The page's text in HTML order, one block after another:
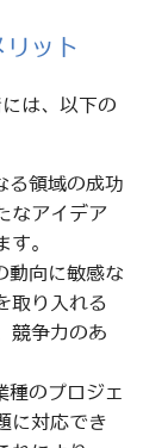
リット
は、以下の
る領域の成功
なアイデア
。
動向に敏感な
取り入れる
競争力のあ
種のプロジェ
に対応でき